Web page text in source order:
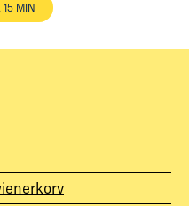
15 MIN